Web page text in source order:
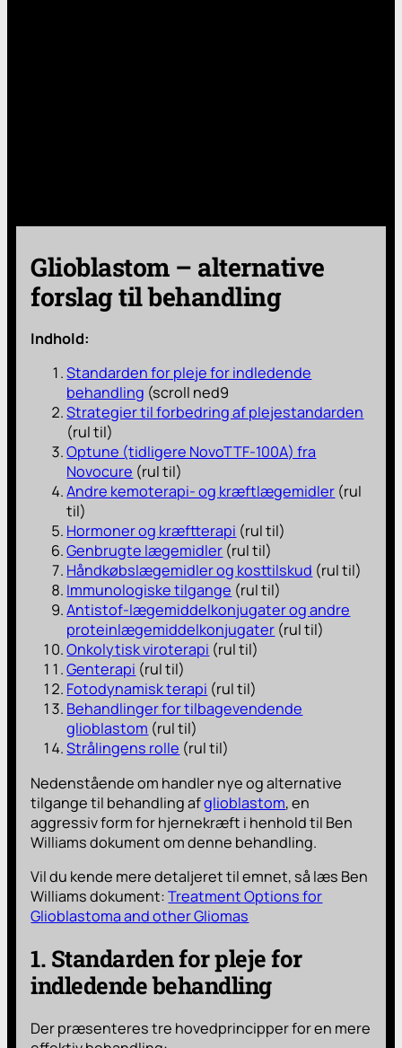
Glioblastom – alternative
forslag til behandling
Indhold:
Standarden for pleje for indledende
behandling (scroll ned9
Strategier til forbedring af plejestandarden
(rul til)
Optune (tidligere NovoTTF-100A) fra
Novocure (rul til)
Andre kemoterapi- og kræftlægemidler (rul
til)
Hormoner og kræftterapi (rul til)
Genbrugte lægemidler (rul til)
Håndkøbslægemidler og kosttilskud (rul til)
Immunologiske tilgange (rul til)
Antistof-lægemiddelkonjugater og andre
proteinlægemiddelkonjugater (rul til)
Onkolytisk viroterapi (rul til)
Genterapi (rul til)
Fotodynamisk terapi (rul til)
Behandlinger for tilbagevendende
glioblastom (rul til)
Strålingens rolle (rul til)
Nedenstående om handler nye og alternative
tilgange til behandling afglioblastom, en
aggressiv form for hjernekræft i henhold til Ben
Williams dokument om denne behandling.
Vil du kende mere detaljeret til emnet, så læs Ben
Williams dokument:Treatment Options for
Glioblastoma and other Gliomas
1. Standarden for pleje for
indledende behandling
Der præsenteres tre hovedprincipper for en mere